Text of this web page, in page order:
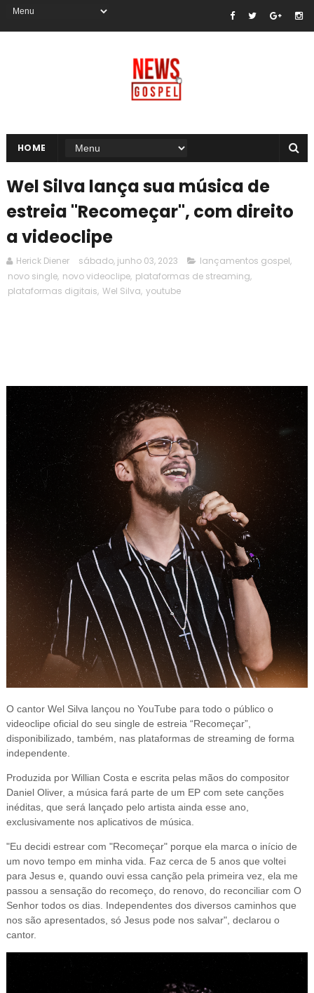
HOME
Wel Silva lança sua música de
estreia "Recomeçar", com direito
a videoclipe
Herick Diener sábado, junho 03, 2023 lançamentos gospel,
novo single, novo videoclipe, plataformas de streaming,
plataformas digitais, Wel Silva, youtube
O cantor Wel Silva lançou no YouTube para todo o público o
videoclipe oficial do seu single de estreia “Recomeçar”,
disponibilizado, também, nas plataformas de streaming de forma
independente.
Produzida por Willian Costa e escrita pelas mãos do compositor
Daniel Oliver, a música fará parte de um EP com sete canções
inéditas, que será lançado pelo artista ainda esse ano,
exclusivamente nos aplicativos de música.
"Eu decidi estrear com "Recomeçar" porque ela marca o início de
um novo tempo em minha vida. Faz cerca de 5 anos que voltei
para Jesus e, quando ouvi essa canção pela primeira vez, ela me
passou a sensação do recomeço, do renovo, do reconciliar com O
Senhor todos os dias. Independentes dos diversos caminhos que
nos são apresentados, só Jesus pode nos salvar", declarou o
cantor.